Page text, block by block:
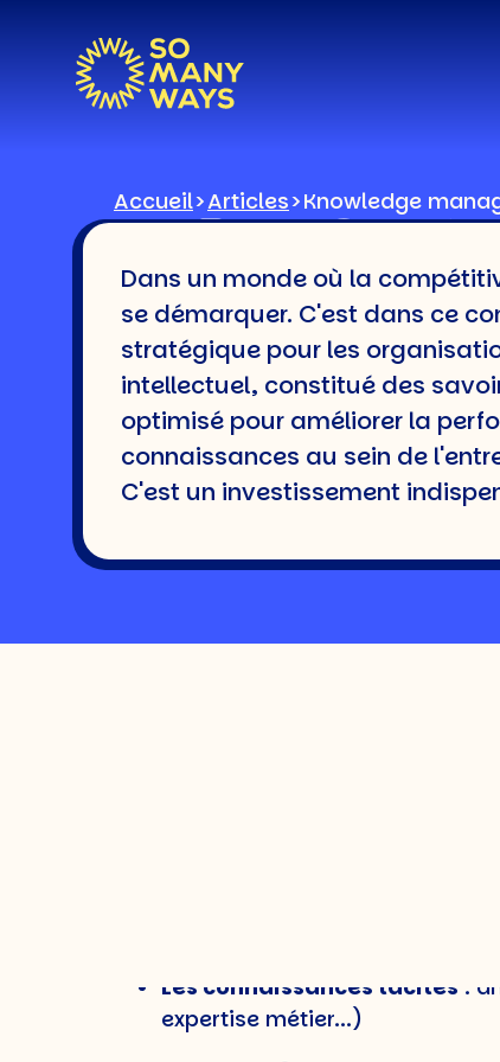
Accueil>Articles>Knowledge
Temps de lecture : 6
Dans un monde où la
se démarquer. C'est dans ce
stratégique pour les
intellectuel, constitué des
optimisé pour améliorer la
connaissances au sein de
C'est un investissement
Les connaissances tacites :
expertise métier...)